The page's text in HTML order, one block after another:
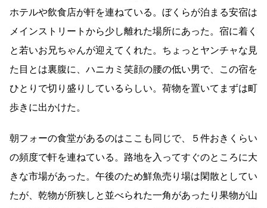
ホテルや飲食店が軒を連ねている。ぼくらが泊まる安宿は
メインストリートから少し離れた場所にあった。宿に着く
と若いお兄ちゃんが迎えてくれた。ちょっとヤンチャな見
た目とは裏腹に、ハニカミ笑顔の腰の低い男で、この宿を
ひとりで切り盛りしているらしい。荷物を置いてまずは町
歩きに出かけた。
朝フォーの食堂があるのはここも同じで、５件おきくらい
の頻度で軒を連ねている。路地を入ってすぐのところに大
きな市場があった。午後のため鮮魚売り場は閑散としてい
たが、乾物が所狭しと並べられた一角があったり果物が山